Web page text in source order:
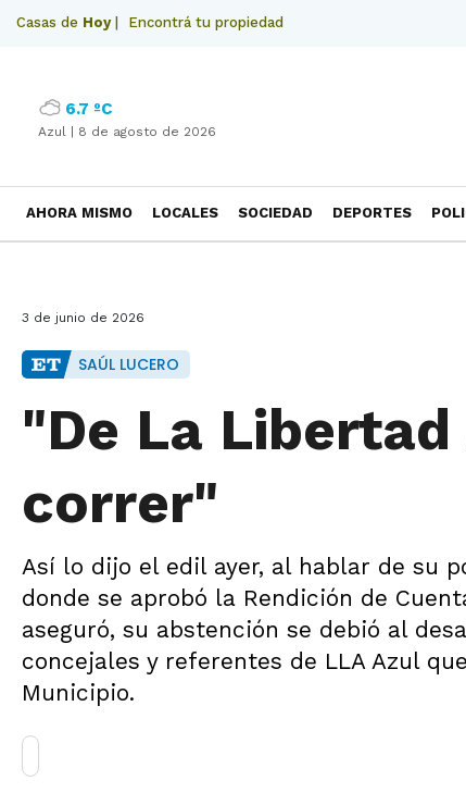
Casas de Hoy| Encontrá tu propiedad
6.7 ºC
Azul | 8 de agosto de 2026
AHORA MISMO LOCALES SOCIEDAD DEPORTES
3 de junio de 2026
SAÚL LUCERO
"De La
correr"
Así lo dijo el edil ayer, al hablar de su
donde se aprobó la Rendición de
aseguró, su abstención se debió al
concejales y referentes de LLA Azul
Municipio.